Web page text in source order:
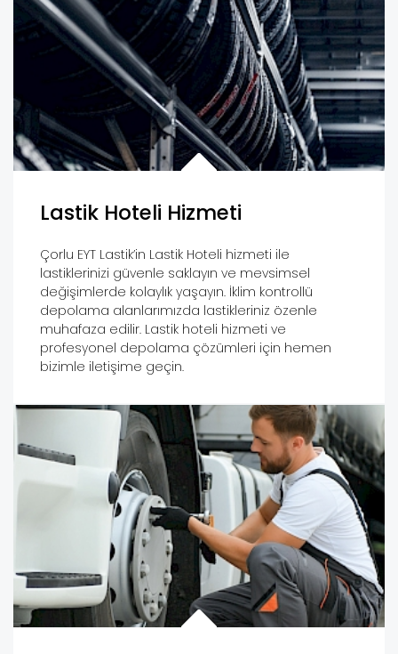
Lastik Hoteli Hizmeti
Çorlu EYT Lastik’in Lastik Hoteli hizmeti ile
lastiklerinizi güvenle saklayın ve mevsimsel
değişimlerde kolaylık yaşayın. İklim kontrollü
depolama alanlarımızda lastikleriniz özenle
muhafaza edilir. Lastik hoteli hizmeti ve
profesyonel depolama çözümleri için hemen
bizimle iletişime geçin.